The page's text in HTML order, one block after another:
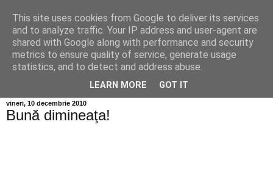
Info MILEANCA
BINE AȚI VENIT! *Jurnal online de informație și opinie; Joi
06 August, 2026
vineri, 10 decembrie 2010
Bună dimineaţa!
This site uses cookies from Google to deliver its services
and to analyze traffic. Your IP address and user-agent are
shared with Google along with performance and security
metrics to ensure quality of service, generate usage
statistics, and to detect and address abuse.
LEARN MORE GOT IT